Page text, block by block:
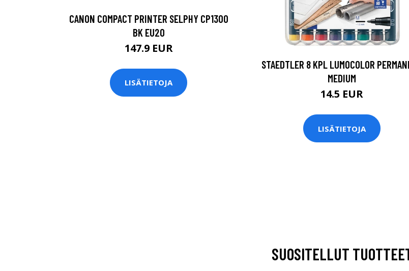
CANON COMPACT PRINTER SELPHY CP1300
BK EU20
147.9 EUR
LISÄTIETOJA
STAEDTLER 8 KPL LUMOCOLOR
MEDIUM
14.5 EUR
LISÄTIETOJA
SUOSITELLUT